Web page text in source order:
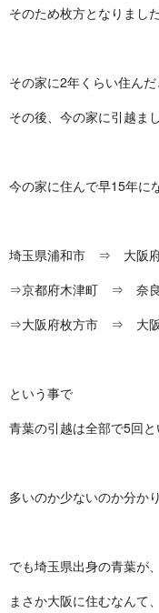
そのため枚方となりました
その家に2年くらい住んだ
その後、今の家に引越まし
今の家に住んで早15年に
埼玉県浦和市 ⇒ 大阪
⇒京都府木津町 ⇒ 奈良
⇒大阪府枚方市 ⇒ 大阪
という事で
青葉の引越は全部で5回と
多いのか少ないのか分か
でも埼玉県出身の青葉が、
まさか大阪に住むなんて